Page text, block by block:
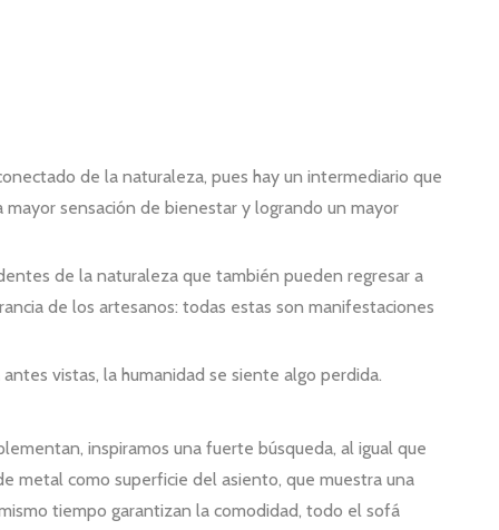
de la naturaleza, pues hay un intermediario que
sensación de bienestar y logrando un mayor
de la naturaleza que también pueden regresar a
de los artesanos: todas estas son manifestaciones
vistas, la humanidad se siente algo perdida.
inspiramos una fuerte búsqueda, al igual que
metal como superficie del asiento, que muestra una
tiempo garantizan la comodidad, todo el sofá